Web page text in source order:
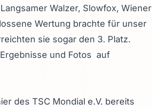
Walzer, Slowfox, Wiener
Wertung brachte für unser
sie sogar den 3. Platz.
und Fotos auf
des TSC Mondial e.V. bereits